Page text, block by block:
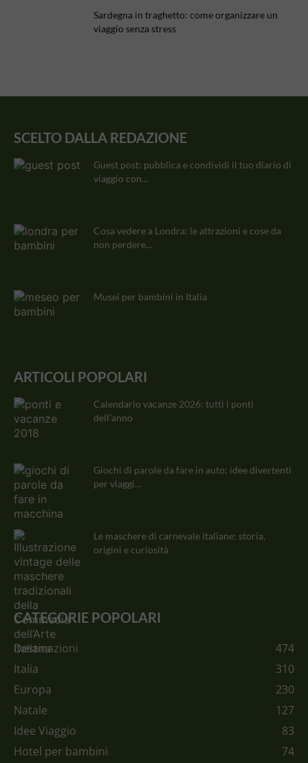
Sardegna in traghetto: come organizzare un
viaggio senza stress
SCELTO DALLA REDAZIONE
Guest post: pubblica e condividi il tuo diario di
viaggio con...
Cosa vedere a Londra: le attrazioni e cose da
non perdere...
Musei per bambini in Italia
ARTICOLI POPOLARI
Calendario vacanze 2026: tutti i ponti
dell’anno
Giochi di parole da fare in auto: idee divertenti
per viaggi...
Le maschere di carnevale italiane: storia,
origini e curiosità
CATEGORIE POPOLARI
Destinazioni
474
Italia
310
Europa
230
Natale
127
Idee Viaggio
83
Hotel per bambini
74